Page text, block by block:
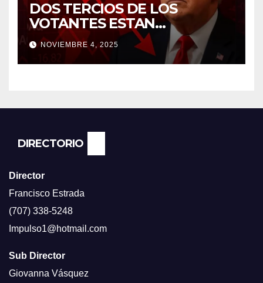
DOS TERCIOS DE LOS
VOTANTES ESTAN
FRUSTRADOS CON TRUMP
PORQUE EL COSTO DE VIDA
CADA DIA SUBE Y LA
NEWS.
NOVIEMBRE 4, 2025
DIRECTORIO
Director
Francisco Estrada
(707) 338-5248
Impulso1@hotmail.com
Sub Director
Giovanna Vásquez